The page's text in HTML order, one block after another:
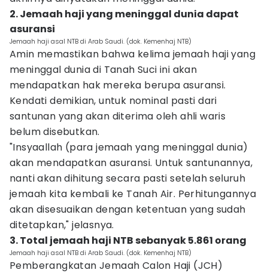
2. Jemaah haji yang meninggal dunia dapat
asuransi
Jemaah haji asal NTB di Arab Saudi. (dok. Kemenhaj NTB)
Amin memastikan bahwa kelima jemaah haji yang
meninggal dunia di Tanah Suci ini akan
mendapatkan hak mereka berupa asuransi.
Kendati demikian, untuk nominal pasti dari
santunan yang akan diterima oleh ahli waris
belum disebutkan.
"Insyaallah (para jemaah yang meninggal dunia)
akan mendapatkan asuransi. Untuk santunannya,
nanti akan dihitung secara pasti setelah seluruh
jemaah kita kembali ke Tanah Air. Perhitungannya
akan disesuaikan dengan ketentuan yang sudah
ditetapkan," jelasnya.
3. Total jemaah haji NTB sebanyak 5.861 orang
Jemaah haji asal NTB di Arab Saudi. (dok. Kemenhaj NTB)
Pemberangkatan Jemaah Calon Haji (JCH)